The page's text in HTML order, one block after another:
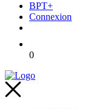
BPT+
Connexion
0